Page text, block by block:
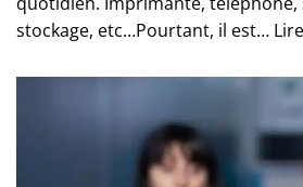
stockage, etc…Pourtant, il est…